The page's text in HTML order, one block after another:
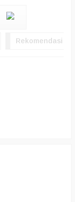
Rekomendasi